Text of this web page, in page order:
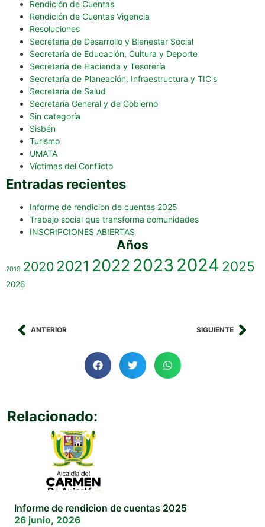
Rendición de Cuentas
Rendición de Cuentas Vigencia
Resoluciones
Secretaría de Desarrollo y Bienestar Social
Secretaría de Educación, Cultura y Deporte
Secretaría de Hacienda y Tesorería
Secretaría de Planeación, Infraestructura y TIC's
Secretaría de Salud
Secretaría General y de Gobierno
Sin categoría
Sisbén
Turismo
UMATA
Víctimas del Conflicto
Entradas recientes
Informe de rendicion de cuentas 2025
Trabajo social que transforma comunidades
INSCRIPCIONES ABIERTAS
Años
2019 20202021 2022 2023 2024 2025
2026
ANTERIOR SIGUIENTE
Relacionado:
Informe de rendicion de cuentas 2025
26 junio, 2026